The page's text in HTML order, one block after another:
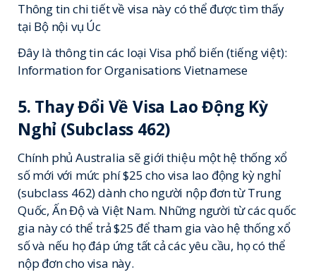
Thông tin chi tiết về visa này có thể được tìm thấy
tại Bộ nội vụ Úc
Đây là thông tin các loại Visa phổ biến (tiếng việt):
Information for Organisations Vietnamese
5. Thay Đổi Về Visa Lao Động Kỳ
Nghỉ (Subclass 462)
Chính phủ Australia sẽ giới thiệu một hệ thống xổ
số mới với mức phí $25 cho visa lao động kỳ nghỉ
(subclass 462) dành cho người nộp đơn từ Trung
Quốc, Ấn Độ và Việt Nam. Những người từ các quốc
gia này có thể trả $25 để tham gia vào hệ thống xổ
số và nếu họ đáp ứng tất cả các yêu cầu, họ có thể
nộp đơn cho visa này.